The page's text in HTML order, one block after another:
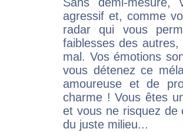
agressif et, comme
radar qui vous
faiblesses des
mal. Vos émotions
vous détenez ce
amoureuse et de
charme ! Vous êtes
et vous ne risquez de
du juste milieu...